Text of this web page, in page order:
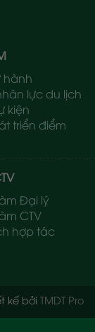
hành
lực du lịch
kiện
triển điểm
Đại lý
CTV
hợp tác
kế bởi TMDT Pro